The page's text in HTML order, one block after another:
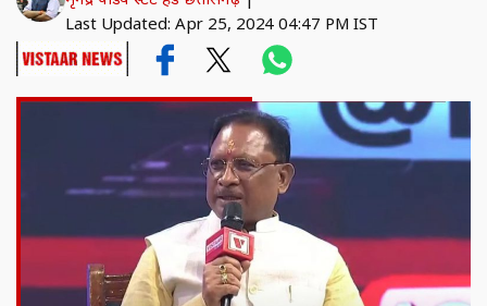
Last Updated: Apr 25, 2024 04:47 PM IST